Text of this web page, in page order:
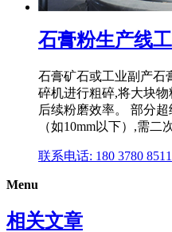
石膏粉生产线
石膏矿石或工业副产石
碎机进行粗碎,将大块
后续粉磨效率。 部分
（如10mm以下）,需二
联系电话: 180 3780 8511
Menu
相关文章